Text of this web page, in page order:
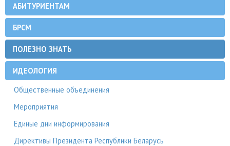
АБИТУРИЕНТАМ
БРСМ
ПОЛЕЗНО ЗНАТЬ
ИДЕОЛОГИЯ
Общественные объединения
Мероприятия
Единые дни информирования
Директивы Президента Республики Беларусь